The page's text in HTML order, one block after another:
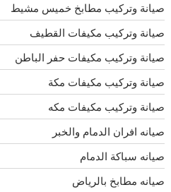
صيانة وتركيب مطابخ خميس مشيط
صيانة وتركيب مكيفات القطيف
صيانة وتركيب مكيفات حفر الباطن
صيانة وتركيب مكيفات مكة
صيانة وتركيب مكيفات مكه
صيانه افران الدمام والخبر
صيانه سباكة الدمام
صيانه مطابخ بالرياض